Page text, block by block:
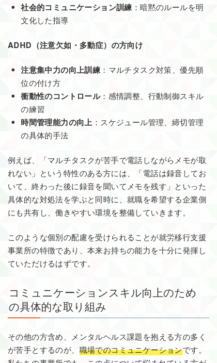
社会的コミュニケーション訓練：暗黙のルールを明
文化した指導
ADHD（注意欠如・多動症）の方向け
注意集中力の向上訓練：マルチタスク対策、優先順
位の付け方
衝動性のコントロール：感情調整、行動制御スキル
の練習
時間管理能力の向上 ：スケジュール管理、締切管理
の具体的手法
例えば、「マルチタスクが苦手で電話しながらメモが取
れない」という特性のある方には、「電話は録音してお
いて、終わった後に録音を聞いてメモを残す」といった
具体的な対処法を学ぶと同時に、就職を希望する企業側
にも共有し、働きやすい環境を整備していきます。
このような個別の配慮を受けられることが就労移行支援
事業所の特徴であり、本来お持ちの能力を十分に発揮し
ていただけるはずです。
コミュニケーションスキル向上のため
の具体的な取り組み
その他の方含め、メンタルヘルス課題を抱える方の多く
が苦手とするのが、 職場でのコミュニケーションです。